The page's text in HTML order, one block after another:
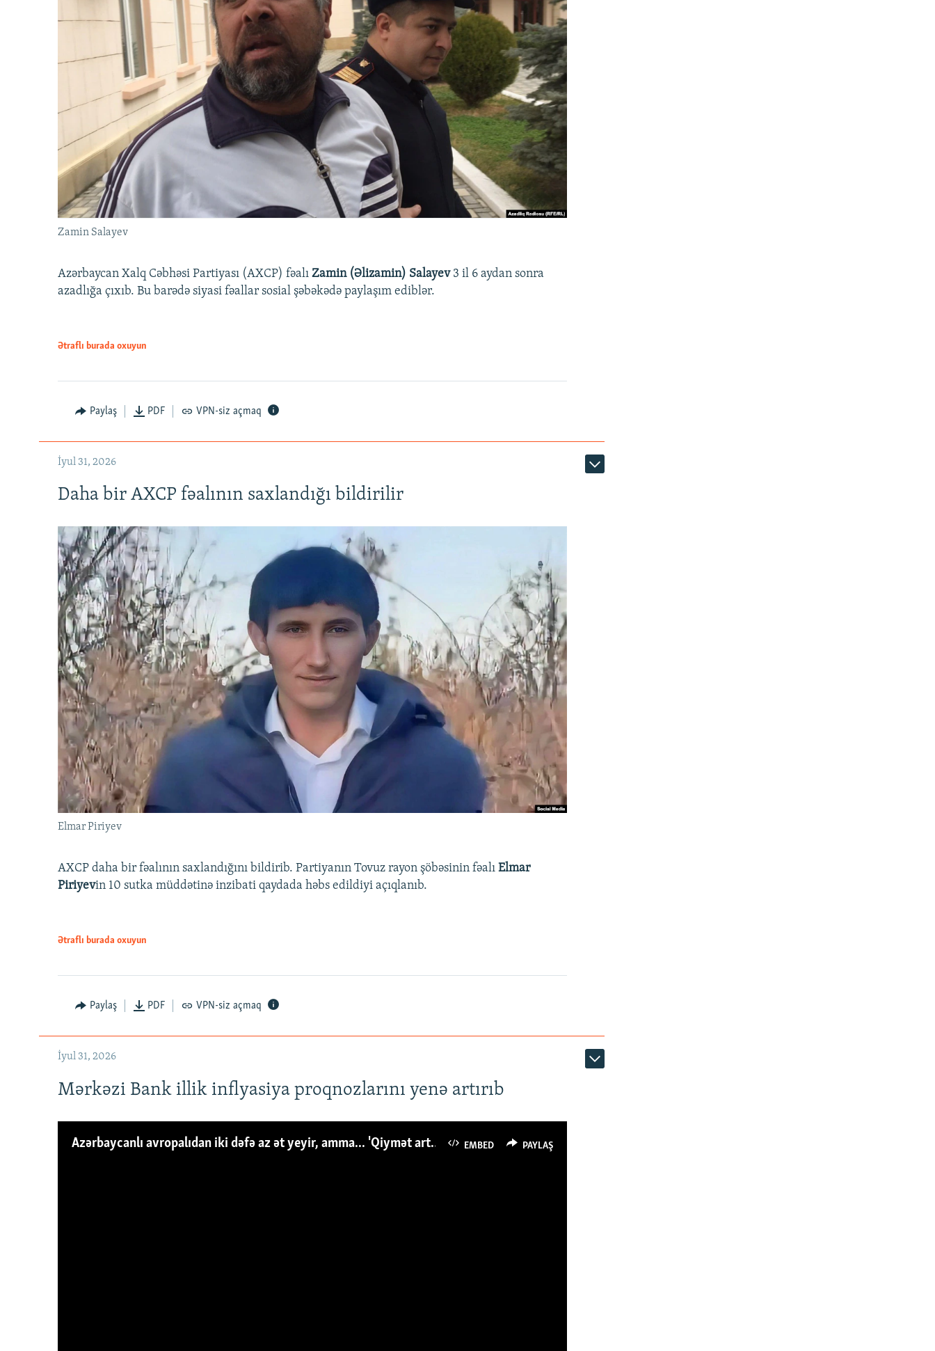
Zamin Salayev
Azərbaycan Xalq Cəbhəsi Partiyası (AXCP) fəalı Zamin (Əlizamin) Salayev 3 il 6 aydan sonra
azadlığa çıxıb. Bu barədə siyasi fəallar sosial şəbəkədə paylaşım ediblər.
Ətraflı burada oxuyun
Paylaş PDF VPN-siz açmaq
İyul 31, 2026
Daha bir AXCP fəalının saxlandığı bildirilir
Elmar Piriyev
AXCP daha bir fəalının saxlandığını bildirib. Partiyanın Tovuz rayon şöbəsinin fəalı Elmar
Piriyevin 10 sutka müddətinə inzibati qaydada həbs edildiyi açıqlanıb.
Ətraflı burada oxuyun
Paylaş PDF VPN-siz açmaq
İyul 31, 2026
Mərkəzi Bank illik inflyasiya proqnozlarını yenə artırıb
EMBED PAYLAŞ
Azərbaycanlı avropalıdan iki dəfə az ət yeyir, amma... 'Qiymət artımı qaçılmazdır'